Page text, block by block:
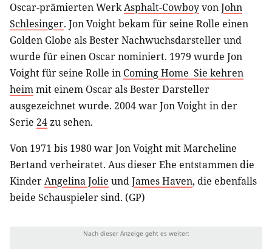
Oscar-prämierten WerkAsphalt-CowboyvonJohn
Schlesinger. Jon Voight bekam für seine Rolle einen
Golden Globe als Bester Nachwuchsdarsteller und
wurde für einen Oscar nominiert. 1979 wurde Jon
Voight für seine Rolle in Coming Home  Sie kehren
heimmit einem Oscar als Bester Darsteller
ausgezeichnet wurde. 2004 war Jon Voight in der
Serie 24zu sehen.
Von 1971 bis 1980 war Jon Voight mit Marcheline
Bertand verheiratet. Aus dieser Ehe entstammen die
KinderAngelina Jolie undJames Haven, die ebenfalls
beide Schauspieler sind. (GP)